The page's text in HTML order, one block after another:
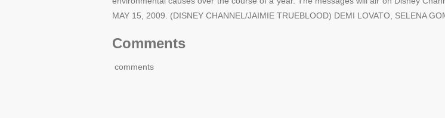
MAY 15, 2009. (DISNEY CHANNEL/JAIMIE TRUEBLOOD) DEMI LOVATO, SELENA
Comments
comments